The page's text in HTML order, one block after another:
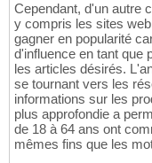
Cependant, d'un autre
y compris les sites
gagner en popularité
d'influence en tant que
les articles désirés.
se tournant vers les
informations sur les
plus approfondie a
de 18 à 64 ans ont
mêmes fins que les